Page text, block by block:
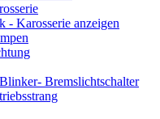
- Karosserie anzeigen
Bremslichtschalter